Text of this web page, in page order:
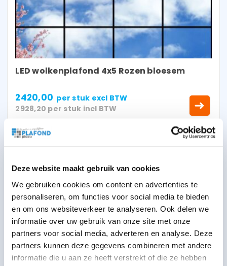
Deze website maakt gebruik van cookies
We gebruiken cookies om content en advertenties te
personaliseren, om functies voor social media te bieden
en om ons websiteverkeer te analyseren. Ook delen we
informatie over uw gebruik van onze site met onze
partners voor social media, adverteren en analyse. Deze
partners kunnen deze gegevens combineren met andere
informatie die u aan ze heeft verstrekt of die ze hebben
LED wolkenplafond 4x5 Rozen bloesem
2420,00 per stuk excl BTW
2928,20 per stuk incl BTW